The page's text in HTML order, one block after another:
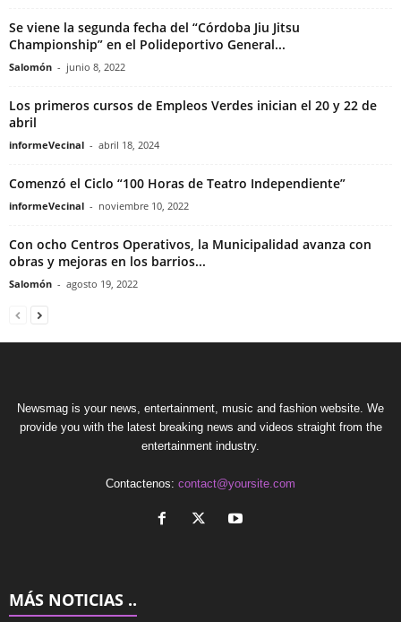
Se viene la segunda fecha del “Córdoba Jiu Jitsu
Championship” en el Polideportivo General...
Salomón - junio 8, 2022
Los primeros cursos de Empleos Verdes inician el 20 y 22 de
abril
informeVecinal - abril 18, 2024
Comenzó el Ciclo “100 Horas de Teatro Independiente”
informeVecinal - noviembre 10, 2022
Con ocho Centros Operativos, la Municipalidad avanza con
obras y mejoras en los barrios...
Salomón - agosto 19, 2022
Newsmag is your news, entertainment, music and fashion website. We
provide you with the latest breaking news and videos straight from the
entertainment industry.
Contactenos: contact@yoursite.com
MÁS NOTICIAS ..